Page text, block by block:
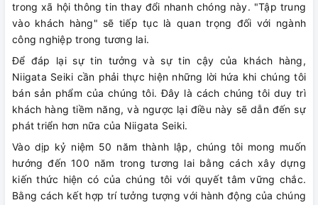
trong xã hội thông tin thay đổi nhanh chóng này. "Tập trung
vào khách hàng" sẽ tiếp tục là quan trọng đối với ngành
công nghiệp trong tương lai.
Để đáp lại sự tin tưởng và sự tin cậy của khách hàng,
Niigata Seiki cần phải thực hiện những lời hứa khi chúng tôi
bán sản phẩm của chúng tôi. Đây là cách chúng tôi duy trì
khách hàng tiềm năng, và ngược lại điều này sẽ dẫn đến sự
phát triển hơn nữa của Niigata Seiki.
Vào dịp kỷ niệm 50 năm thành lập, chúng tôi mong muốn
hướng đến 100 năm trong tương lai bằng cách xây dựng
kiến ​​thức hiện có của chúng tôi với quyết tâm vững chắc.
Bằng cách kết hợp trí tưởng tượng với hành động của chúng